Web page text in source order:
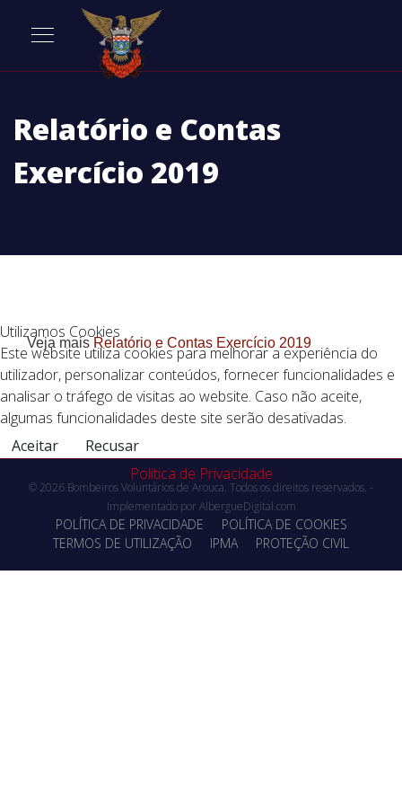
Relatório e Contas
Exercício 2019
Veja mais Relatório e Contas Exercício 2019
© 2026 Bombeiros Voluntários de Arouca. Todos os direitos reservados. -
Implementado porAlbergueDigital.com
POLÍTICA DE PRIVACIDADE
POLÍTICA DE COOKIES
TERMOS DE UTILIZAÇÃO
IPMA PROTEÇÃO CIVIL
Utilizamos Cookies
Este website utiliza cookies para melhorar a experiência do
utilizador, personalizar conteúdos, fornecer funcionalidades e
analisar o tráfego de visitas ao website. Caso não aceite,
algumas funcionalidades deste site serão desativadas.
Aceitar
Recusar
Política de Privacidade